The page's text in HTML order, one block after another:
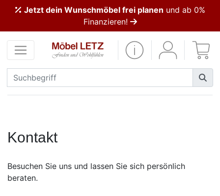
Jetzt dein Wunschmöbel frei planen und ab 0%
Finanzieren!
Kontakt
Besuchen Sie uns und lassen Sie sich persönlich
beraten.
Kundenmeinungen
Anmelden
PREMIUM
Polsterplaner